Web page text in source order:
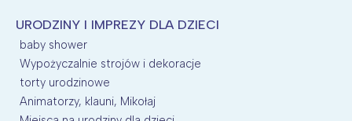
URODZINY I IMPREZY DLA DZIECI
baby shower
Wypożyczalnie strojów i dekoracje
torty urodzinowe
Animatorzy, klauni, Mikołaj